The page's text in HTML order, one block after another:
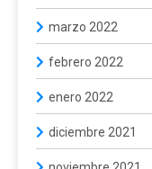
marzo 2022
febrero 2022
enero 2022
diciembre 2021